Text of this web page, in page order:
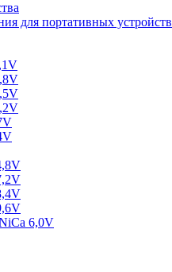
для портативных устройств
6,0V